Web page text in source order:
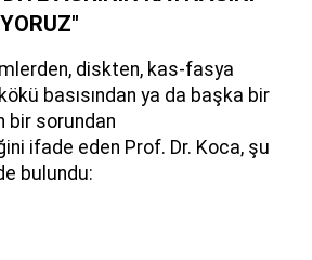
diskten, kas-fasya
basısından ya da başka bir
bir sorundan
ifade eden Prof. Dr. Koca, şu
bulundu: